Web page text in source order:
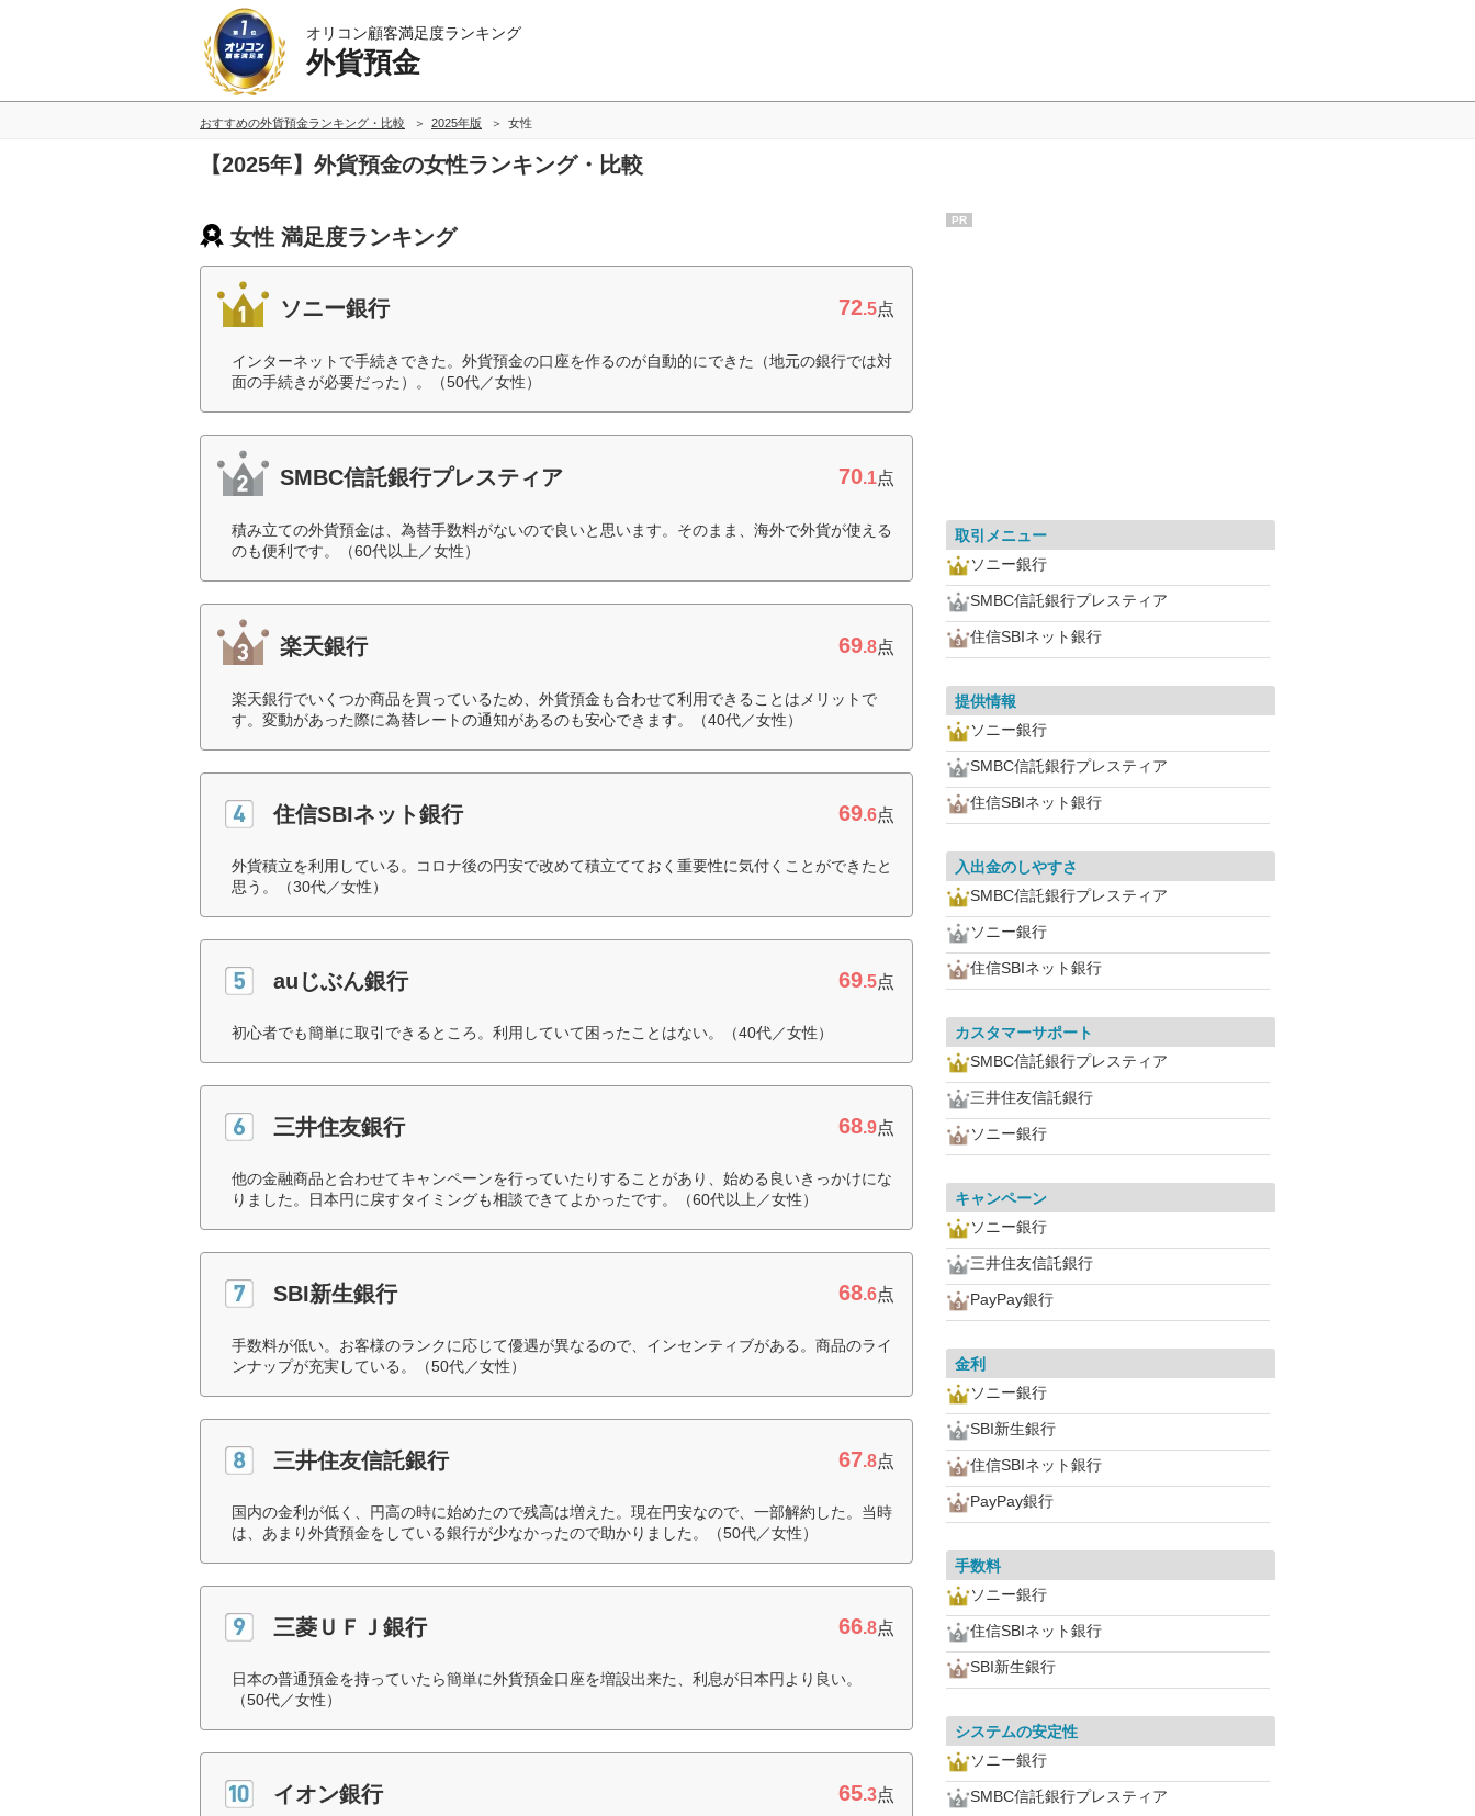
オリコン顧客満足度ランキング
外貨預金
おすすめの外貨預金ランキング・比較 2025年版 女性
【2025年】外貨預金の女性ランキング・比較
女性 満足度ランキング
ソニー銀行 72.5点
インターネットで手続きできた。外貨預金の口座を作るのが自動的にできた（地元の銀行では対
面の手続きが必要だった）。（50代／女性）
SMBC信託銀行プレスティア 70.1点
積み立ての外貨預金は、為替手数料がないので良いと思います。そのまま、海外で外貨が使える
のも便利です。（60代以上／女性）
楽天銀行 69.8点
楽天銀行でいくつか商品を買っているため、外貨預金も合わせて利用できることはメリットで
す。変動があった際に為替レートの通知があるのも安心できます。（40代／女性）
住信SBIネット銀行 69.6点
外貨積立を利用している。コロナ後の円安で改めて積立てておく重要性に気付くことができたと
思う。（30代／女性）
auじぶん銀行 69.5点
初心者でも簡単に取引できるところ。利用していて困ったことはない。（40代／女性）
三井住友銀行 68.9点
他の金融商品と合わせてキャンペーンを行っていたりすることがあり、始める良いきっかけにな
りました。日本円に戻すタイミングも相談できてよかったです。（60代以上／女性）
SBI新生銀行 68.6点
手数料が低い。お客様のランクに応じて優遇が異なるので、インセンティブがある。商品のライ
ンナップが充実している。（50代／女性）
三井住友信託銀行 67.8点
国内の金利が低く、円高の時に始めたので残高は増えた。現在円安なので、一部解約した。当時
は、あまり外貨預金をしている銀行が少なかったので助かりました。（50代／女性）
三菱ＵＦＪ銀行 66.8点
日本の普通預金を持っていたら簡単に外貨預金口座を増設出来た、利息が日本円より良い。
（50代／女性）
イオン銀行 65.3点
PR
取引メニュー
ソニー銀行
SMBC信託銀行プレスティア
住信SBIネット銀行
提供情報
ソニー銀行
SMBC信託銀行プレスティア
住信SBIネット銀行
入出金のしやすさ
SMBC信託銀行プレスティア
ソニー銀行
住信SBIネット銀行
カスタマーサポート
SMBC信託銀行プレスティア
三井住友信託銀行
ソニー銀行
キャンペーン
ソニー銀行
三井住友信託銀行
PayPay銀行
金利
ソニー銀行
SBI新生銀行
住信SBIネット銀行
PayPay銀行
手数料
ソニー銀行
住信SBIネット銀行
SBI新生銀行
システムの安定性
ソニー銀行
SMBC信託銀行プレスティア